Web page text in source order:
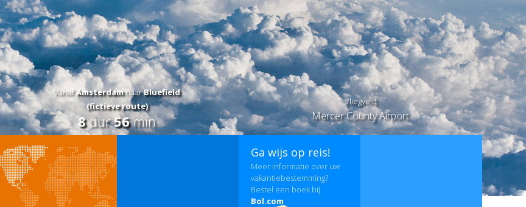
VanafAmsterdamnaarBluefield
(fictieve route)
8uur56min
Vliegveld
Mercer County Airport
Ga wijs op reis!
Meer informatie over uw
vakantiebestemming?
Bestel een boek bij
Bol.com